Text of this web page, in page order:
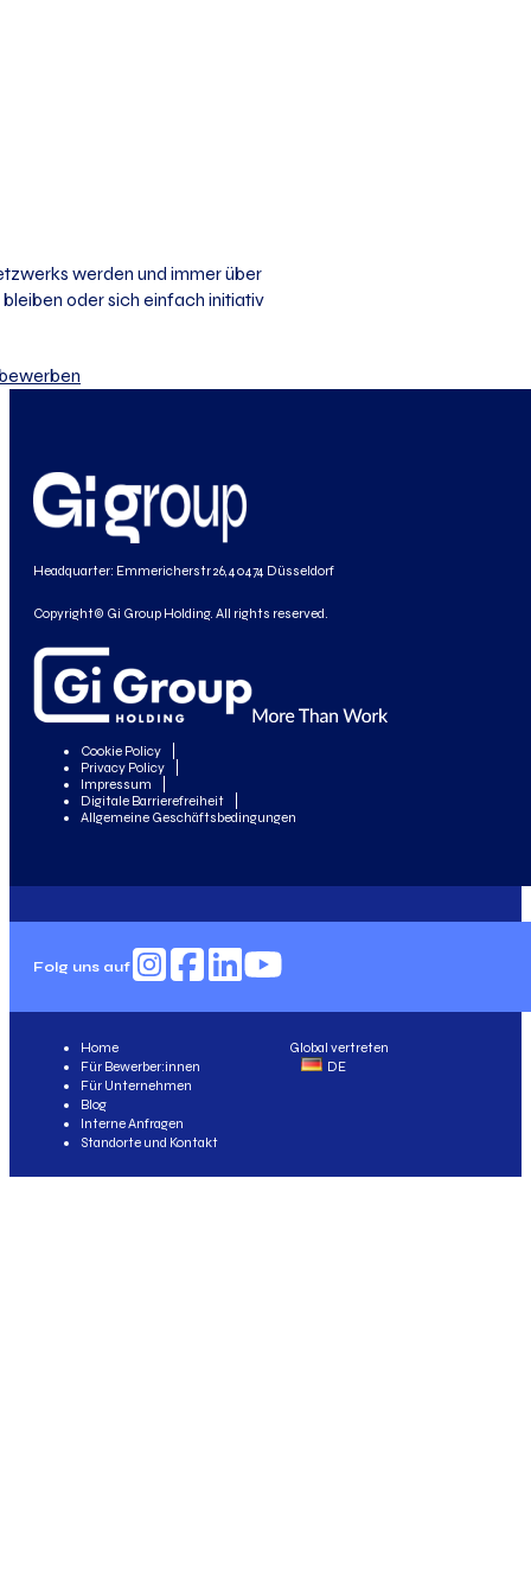
werden und immer über
oder sich einfach initiativ
Headquarter: Emmericherstr 26, 40474 Düsseldorf
Copyright© Gi Group Holding. All rights reserved.
Cookie Policy
Privacy Policy
Impressum
Digitale Barrierefreiheit
Allgemeine Geschäftsbedingungen
Folg uns auf
Global vertreten
DE
Home
Für Bewerber:innen
Für Unternehmen
Blog
Interne Anfragen
Standorte und Kontakt